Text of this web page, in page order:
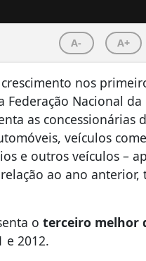
A- A+
nos
Nacional
as concessionárias
veículos
e outros veículos –
ao ano anterior,
o terceiro melhor
e 2012.